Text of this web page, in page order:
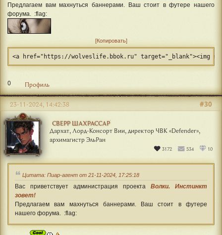
Предлагаем вам махнуться баннерами. Ваш стоит в футере нашего
форума. :flag:
Копировать
<a href="https://wolveslife.bbok.ru" target="_blank"><img
0 Профиль
СВЕРР ШАХРАССАР
Дархат, Лорд-Консорт Вии, директор ЧВК «Defender»,
архимагистр ЭльРан
3172 534 10
#30
23-11-2024, 14:42:38
Цитата: Пиар-агент от 21-11-2024, 17:25:18
Вас приветствует администрация проекта Волки. Инстинкт
зовет!
Предлагаем вам махнуться баннерами. Ваш стоит в футере
нашего форума. :flag: